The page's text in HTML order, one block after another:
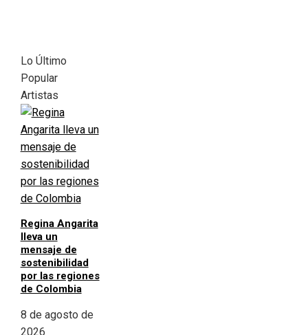
Lo Último
Popular
Artistas
Regina Angarita
lleva un
mensaje de
sostenibilidad
por las regiones
de Colombia
8 de agosto de
2026